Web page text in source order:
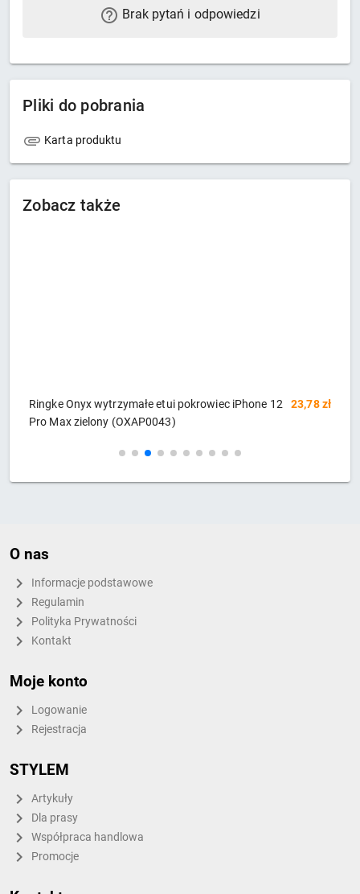
Brak pytań i odpowiedzi
Pliki do pobrania
Karta produktu
Zobacz także
Ringke Onyx wytrzymałe etui pokrowiec iPhone 12
Pro Max zielony (OXAP0043)
23,78 zł
O nas
Informacje podstawowe
Regulamin
Polityka Prywatności
Kontakt
Moje konto
Logowanie
Rejestracja
STYLEM
Artykuły
Dla prasy
Współpraca handlowa
Promocje